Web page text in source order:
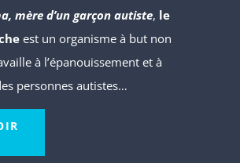
mère d’un garçon autiste, le
est un organisme à but non
à l’épanouissement et à
personnes autistes…